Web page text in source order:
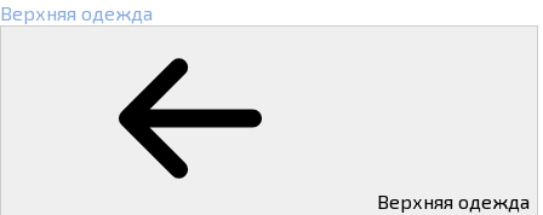
Верхняя одежда
Верхняя одежда